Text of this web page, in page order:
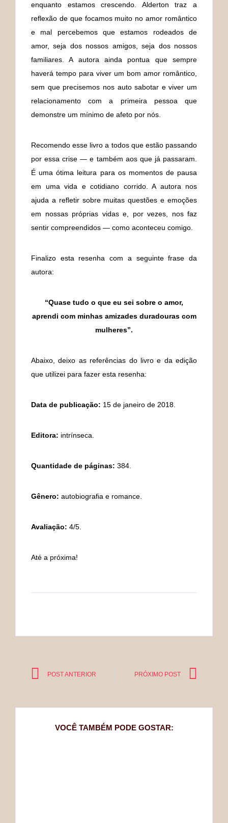
enquanto estamos crescendo. Alderton traz a
reflexão de que focamos muito no amor romântico
e mal percebemos que estamos rodeados de
amor, seja dos nossos amigos, seja dos nossos
familiares. A autora ainda pontua que sempre
haverá tempo para viver um bom amor romântico,
sem que precisemos nos auto sabotar e viver um
relacionamento com a primeira pessoa que
demonstre um mínimo de afeto por nós.
Recomendo esse livro a todos que estão passando
por essa crise — e também aos que já passaram.
É uma ótima leitura para os momentos de pausa
em uma vida e cotidiano corrido. A autora nos
ajuda a refletir sobre muitas questões e emoções
em nossas próprias vidas e, por vezes, nos faz
sentir compreendidos — como aconteceu comigo.
Finalizo esta resenha com a seguinte frase da
autora:
“Quase tudo o que eu sei sobre o amor,
aprendi com minhas amizades duradouras com
mulheres”.
Abaixo, deixo as referências do livro e da edição
que utilizei para fazer esta resenha:
Data de publicação: 15 de janeiro de 2018.
Editora: intrínseca.
Quantidade de páginas: 384.
Gênero: autobiografia e romance.
Avaliação: 4/5.
Até a próxima!
POST ANTERIOR PRÓXIMO POST
VOCÊ TAMBÉM PODE GOSTAR: